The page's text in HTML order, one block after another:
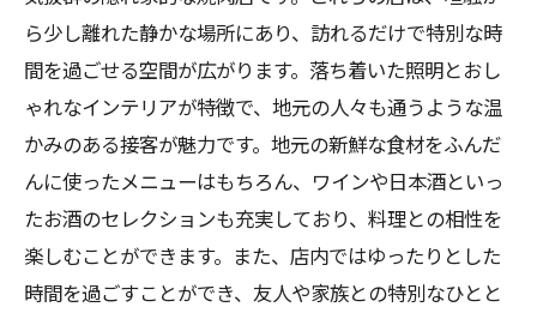
ら少し離れた静かな場所にあり、訪れるだけで特別な時
間を過ごせる空間が広がります。落ち着いた照明とおし
ゃれなインテリアが特徴で、地元の人々も通うような温
かみのある接客が魅力です。地元の新鮮な食材をふんだ
んに使ったメニューはもちろん、ワインや日本酒といっ
たお酒のセレクションも充実しており、料理との相性を
楽しむことができます。また、店内ではゆったりとした
時間を過ごすことができ、友人や家族との特別なひとと